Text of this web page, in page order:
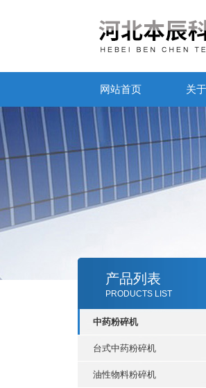
网站首页 关
产品列表
PRODUCTS LIST
中药粉碎机
台式中药粉碎机
油性物料粉碎机